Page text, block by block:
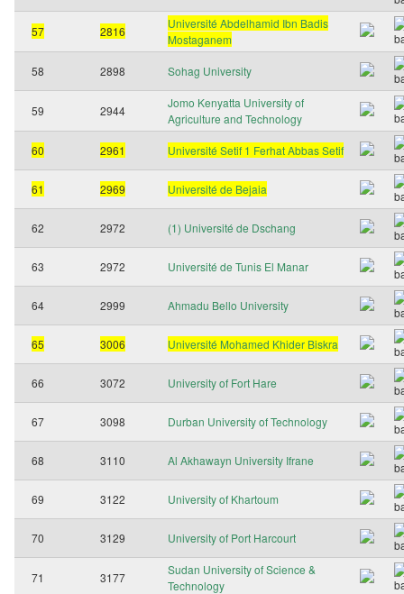
57 2816
Université Abdelhamid Ibn Badis
Mostaganem
58 2898 Sohag University
59 2944
Jomo Kenyatta University of
Agriculture and Technology
60 2961 Université Setif 1 Ferhat Abbas Setif
61 2969 Université de Bejaia
62 2972 (1) Université de Dschang
63 2972 Université de Tunis El Manar
64 2999 Ahmadu Bello University
65 3006 Université Mohamed Khider Biskra
66 3072 University of Fort Hare
67 3098 Durban University of Technology
68 3110 Al Akhawayn University Ifrane
69 3122 University of Khartoum
70 3129 University of Port Harcourt
71 3177
Sudan University of Science &
Technology